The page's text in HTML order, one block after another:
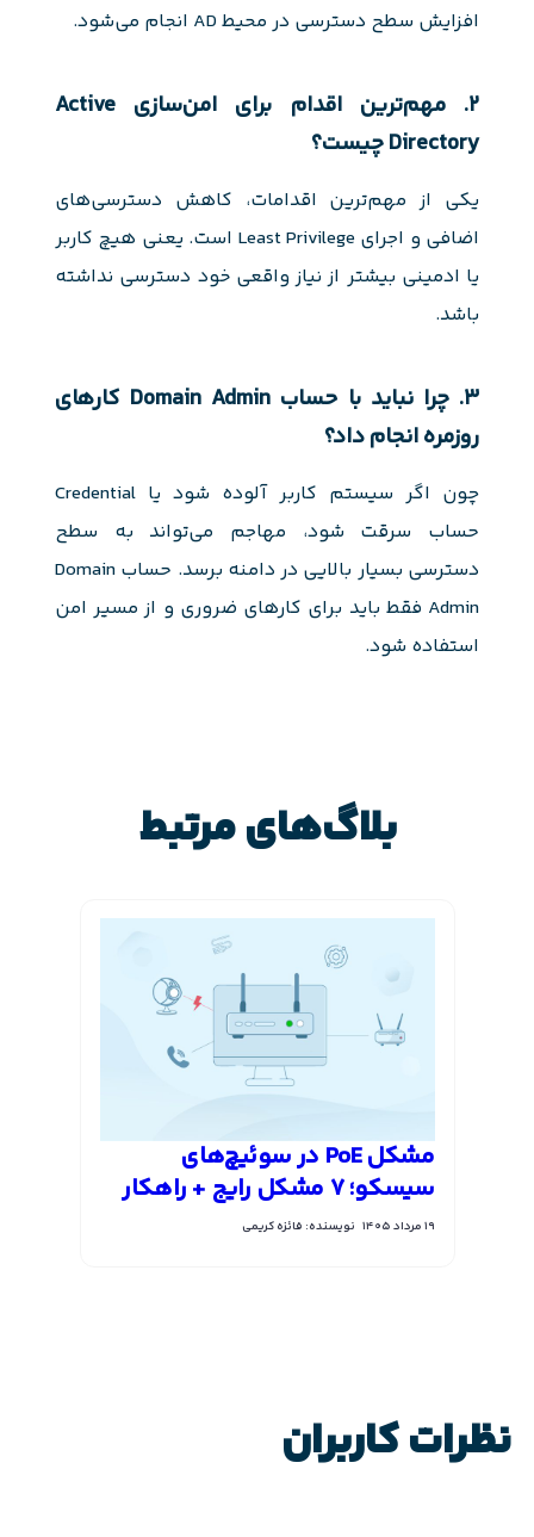
افزایش سطح دسترسی در محیط AD انجام می‌شود.
۲. مهم‌ترین اقدام برای امن‌سازی Active
Directory چیست؟
یکی از مهم‌ترین اقدامات، کاهش دسترسی‌های
اضافی و اجرای Least Privilege است. یعنی هیچ کاربر
یا ادمینی بیشتر از نیاز واقعی خود دسترسی نداشته
باشد.
۳. چرا نباید با حساب Domain Admin کارهای
روزمره انجام داد؟
چون اگر سیستم کاربر آلوده شود یا Credential
حساب سرقت شود، مهاجم می‌تواند به سطح
دسترسی بسیار بالایی در دامنه برسد. حساب Domain
Admin فقط باید برای کارهای ضروری و از مسیر امن
استفاده شود.
بلاگ‌های مرتبط
مشکل PoE در سوئیچ‌های
سیسکو؛ 7 مشکل رایج + راهکار
19 مرداد 1405 نویسنده: فائزه کریمی
نظرات کاربران